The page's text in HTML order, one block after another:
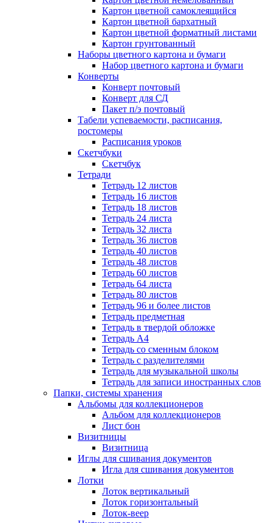
Картон цветной самоклеящийся
Картон цветной бархатный
Картон цветной форматный листами
Картон грунтованный
Наборы цветного картона и бумаги
Набор цветного картона и бумаги
Конверты
Конверт почтовый
Конверт для СД
Пакет п/э почтовый
Табели успеваемости, расписания,
ростомеры
Расписания уроков
Скетчбуки
Скетчбук
Тетради
Тетрадь 12 листов
Тетрадь 16 листов
Тетрадь 18 листов
Тетрадь 24 листа
Тетрадь 32 листа
Тетрадь 36 листов
Тетрадь 40 листов
Тетрадь 48 листов
Тетрадь 60 листов
Тетрадь 64 листа
Тетрадь 80 листов
Тетрадь 96 и более листов
Тетрадь предметная
Тетрадь в твердой обложке
Тетрадь А4
Тетрадь со сменным блоком
Тетрадь с разделителями
Тетрадь для музыкальной школы
Тетрадь для записи иностранных слов
Папки, системы хранения
Альбомы для коллекционеров
Альбом для коллекционеров
Лист бон
Визитницы
Визитница
Иглы для сшивания документов
Игла для сшивания документов
Лотки
Лоток вертикальный
Лоток горизонтальный
Лоток-веер